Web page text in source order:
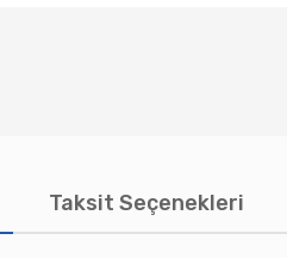
Taksit Seçenekleri